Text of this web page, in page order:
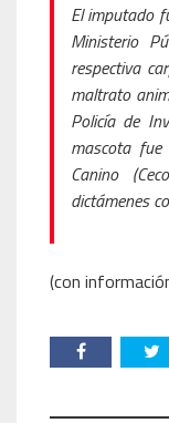
El imputado
Ministerio
respectiva
maltrato
Policía de
mascota
Canino
dictámenes
(con